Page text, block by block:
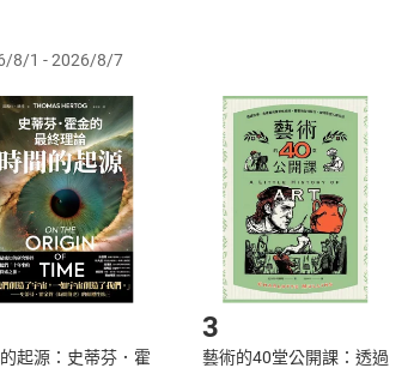
即代表知悉本店鋪所銷售之商品為電子書，
求退貨退款。
理退貨時，請登入樂天市場，並於「我的訂單
行審核，待審核通過後將為您辦理退款事宜。
單為單位進行取消/退貨，恕無法以單支商品取
放入購物車
Shopping cart
登入帳號
Login
？
Step2.登入
8/1 - 2026/8/7
起源：史蒂芬．霍
3
藝術的40堂公開課：透過